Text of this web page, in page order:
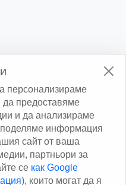
персонализираме
предоставяме
и да анализираме
информация
сайт от ваша
партньори за
се как Google
), които могат да я